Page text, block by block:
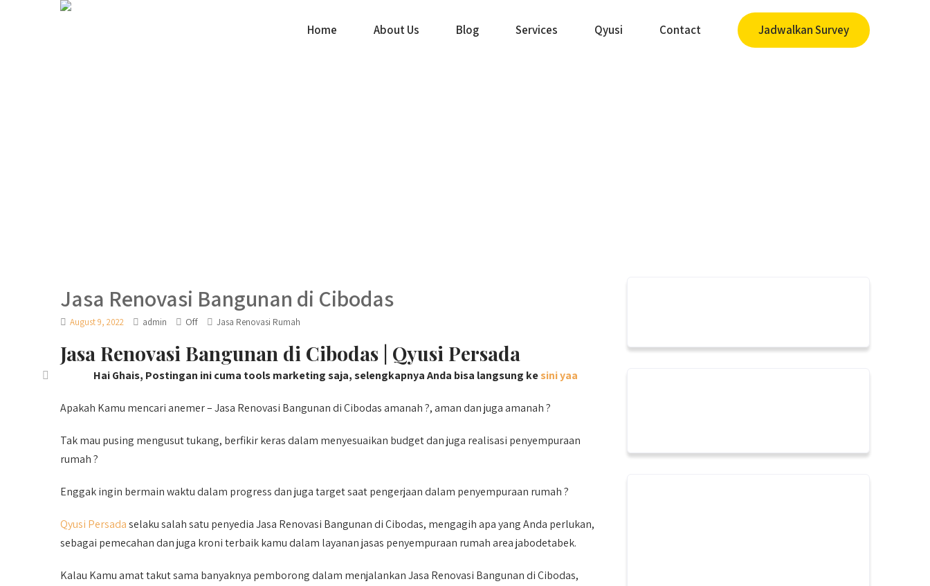
Home About Us Blog Services Qyusi Contact Jadwalkan Survey
Jasa Renovasi Bangunan di Cibodas
August 9, 2022 admin Off Jasa Renovasi Rumah
Jasa Renovasi Bangunan di Cibodas | Qyusi Persada
Hai Ghais, Postingan ini cuma tools marketing saja, selengkapnya Anda bisa langsung kesini yaa
Apakah Kamu mencari anemer – Jasa Renovasi Bangunan di Cibodas amanah ?, aman dan juga amanah ?
Tak mau pusing mengusut tukang, berfikir keras dalam menyesuaikan budget dan juga realisasi penyempuraan
rumah ?
Enggak ingin bermain waktu dalam progress dan juga target saat pengerjaan dalam penyempuraan rumah ?
Qyusi Persadaselaku salah satu penyedia Jasa Renovasi Bangunan di Cibodas, mengagih apa yang Anda perlukan,
sebagai pemecahan dan juga kroni terbaik kamu dalam layanan jasas penyempuraan rumah area jabodetabek.
Kalau Kamu amat takut sama banyaknya pemborong dalam menjalankan Jasa Renovasi Bangunan di Cibodas,